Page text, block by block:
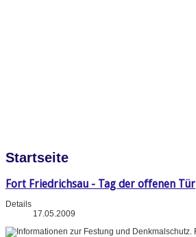
Startseite
Fort Friedrichsau - Tag der offenen Tür
Details
17.05.2009